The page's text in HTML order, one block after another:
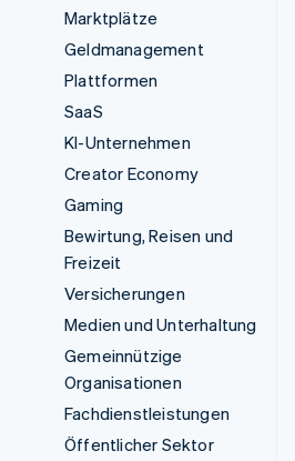
Marktplätze
Geldmanagement
Plattformen
SaaS
KI-Unternehmen
Creator Economy
Gaming
Bewirtung, Reisen und
Freizeit
Versicherungen
Medien und Unterhaltung
Gemeinnützige
Organisationen
Fachdienstleistungen
Öffentlicher Sektor